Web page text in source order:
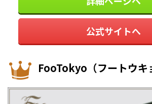
公式サイトへ
FooTokyo（フートウキ